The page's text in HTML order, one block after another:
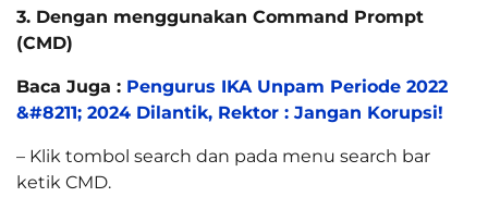
3. Dengan menggunakan Command Prompt
(CMD)
Baca Juga : Pengurus IKA Unpam Periode 2022
&#8211; 2024 Dilantik, Rektor : Jangan Korupsi!
– Klik tombol search dan pada menu search bar
ketik CMD.